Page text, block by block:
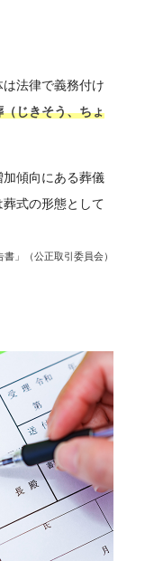
法律で義務付け
じきそう、ちょ
傾向にある葬儀
式の形態として
」（公正取引委員会）